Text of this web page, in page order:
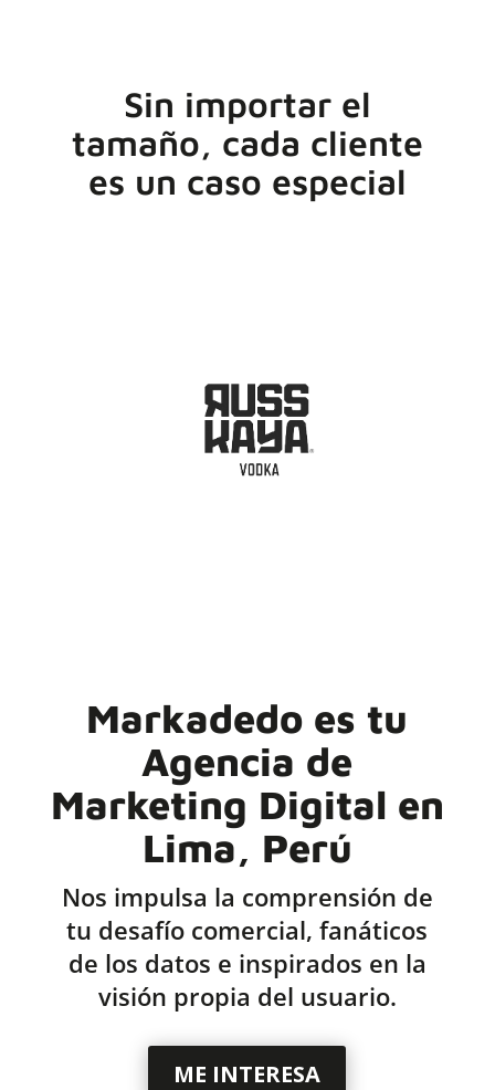
Sin importar el
tamaño, cada cliente
es un caso especial
Markadedo es tu
Agencia de
Marketing Digital en
Lima, Perú
Nos impulsa la comprensión de
tu desafío comercial, fanáticos
de los datos e inspirados en la
visión propia del usuario.
ME INTERESA